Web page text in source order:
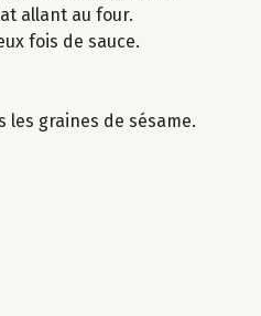
allant au four.
fois de sauce.
les graines de sésame.